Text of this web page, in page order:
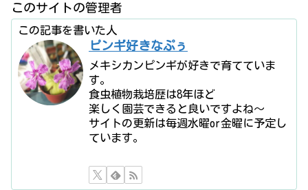
このサイトの管理者
この記事を書いた人
ピンギ好きなぷぅ
メキシカンピンギが好きで育てていま
す。
食虫植物栽培歴は8年ほど
楽しく園芸できると良いですよね〜
サイトの更新は毎週水曜or金曜に予定し
ています。